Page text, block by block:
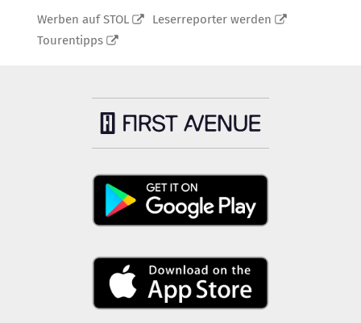
Werben auf STOL
Leserreporter werden
Tourentipps